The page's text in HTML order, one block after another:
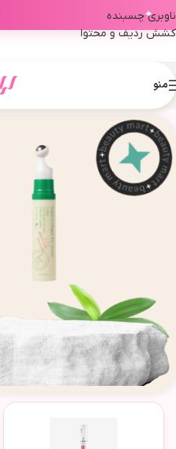
✦
ناوبری چسبنده
کشش ردیف و محتوا
منو